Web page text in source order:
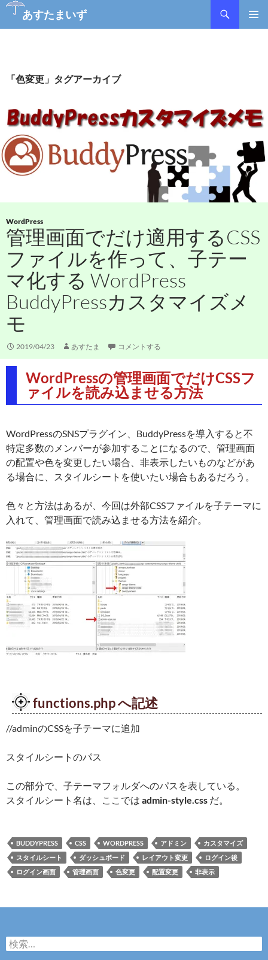
あすたまいず
ツ
キ
ッ
プ
「色変更」タグアーカイブ
WordPress
管理画面でだけ適用するCSS
ファイルを作って、子テー
マ化する WordPress
BuddyPressカスタマイズメ
モ
2019/04/23 あすたま コメントする
WordPressの管理画面でだけCSSフ
ァイルを読み込ませる方法
WordPressのSNSプラグイン、BuddyPressを導入すると不
特定多数のメンバーが参加することになるので、管理画面
の配置や色を変更したい場合、非表示したいものなどがあ
る場合に、スタイルシートを使いたい場合もあるだろう。
色々と方法はあるが、今回は外部CSSファイルを子テーマに
入れて、管理画面で読み込ませる方法を紹介。
functions.php へ記述
//adminのCSSを子テーマに追加
スタイルシートのパス
この部分で、子テーマフォルダへのパスを表している。
スタイルシート名は、ここでは admin-style.css だ。
BUDDYPRESS CSS WORDPRESS アドミン
カスタマイズ
スタイルシート
ダッシュボード レイアウト変更
ログイン後
ログイン画面
管理画面 色変更 配置変更 非表示
検
索